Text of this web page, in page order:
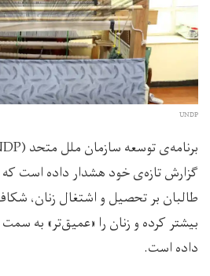
UNDP
گزارش تازه‌ی خود هشدار داده است
طالبان بر تحصیل و اشتغال زنان،
بیشتر کرده و زنان را «عمیق‌تر» به
داده است.